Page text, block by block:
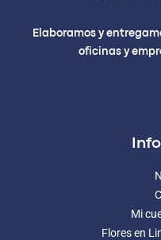
Elaboramos y
oficinas y
Mi
Flores en